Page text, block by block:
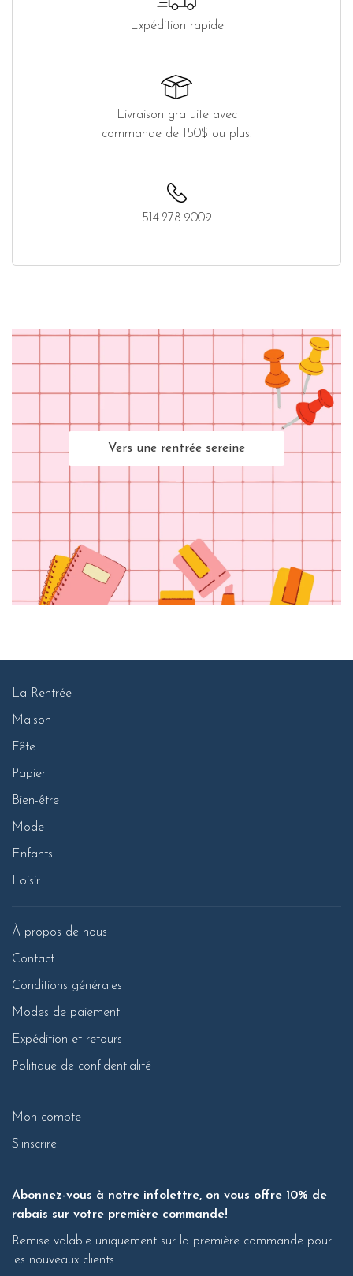
Expédition rapide
Livraison gratuite avec
commande de 150$ ou plus.
514.278.9009
Vers une rentrée sereine
La Rentrée
Maison
Fête
Papier
Bien-être
Mode
Enfants
Loisir
À propos de nous
Contact
Conditions générales
Modes de paiement
Expédition et retours
Politique de confidentialité
Mon compte
S'inscrire
Abonnez-vous à notre infolettre, on vous offre 10% de
rabais sur votre première commande!
Remise valable uniquement sur la première commande pour
les nouveaux clients.